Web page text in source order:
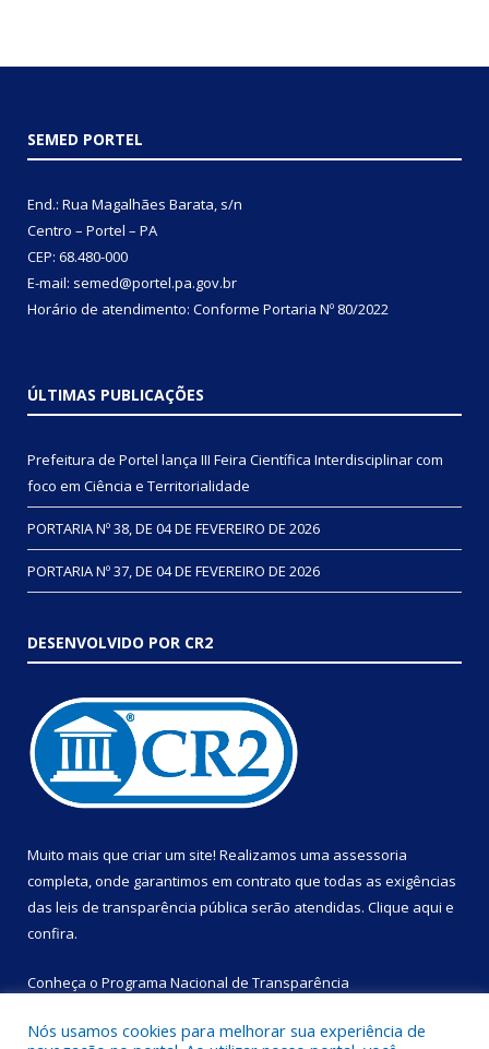
SEMED PORTEL
End.: Rua Magalhães Barata, s/n
Centro – Portel – PA
CEP: 68.480-000
E-mail: semed@portel.pa.gov.br
Horário de atendimento: Conforme Portaria Nº 80/2022
ÚLTIMAS PUBLICAÇÕES
Prefeitura de Portel lança III Feira Científica Interdisciplinar com
foco em Ciência e Territorialidade
PORTARIA Nº 38, DE 04 DE FEVEREIRO DE 2026
PORTARIA Nº 37, DE 04 DE FEVEREIRO DE 2026
DESENVOLVIDO POR CR2
Muito mais que criar um site! Realizamos uma assessoria
completa, onde garantimos em contrato que todas as exigências
das leis de transparência pública serão atendidas. Clique aqui e
confira.
Conheça o Programa Nacional de Transparência
Nós usamos cookies para melhorar sua experiência de